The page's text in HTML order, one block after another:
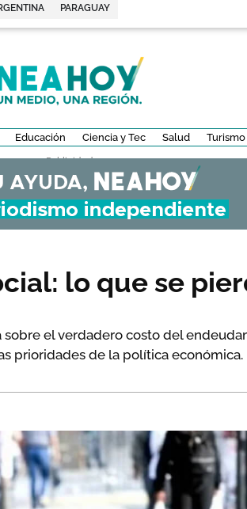
PARAGUAY
Educación Ciencia y Tec Salud Turismo
- Publicidad -
lo que se
el verdadero costo del
prioridades de la política económica.